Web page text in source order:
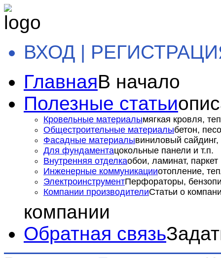
ВХОД |
ГлавнаяВ начало
Полезные статьи
Кровельные материалымягкая кровля,
Общестроительные материалыбетон,
Фасадные материалывиниловый сайдинг,
Для фундаментацокольные панели и т.п.
Внутренняя отделкаобои, ламинат, паркет
Инженерные коммуникацииотопление,
ЭлектроинструментПерфораторы,
Компании производителиСтатьи о
компании
Обратная связь